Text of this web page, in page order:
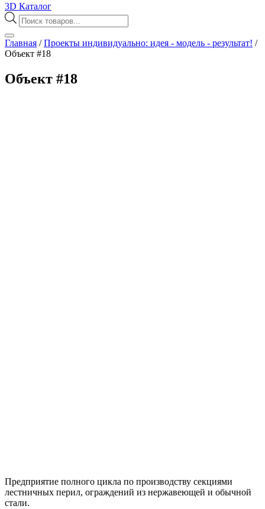
3D Каталог
Поиск
товаров
Главная /Проекты индивидуально: идея - модель - результат! /
Объект #18
Объект #18
Предприятие полного цикла по производству секциями
лестничных перил, ограждений из нержавеющей и обычной
стали.